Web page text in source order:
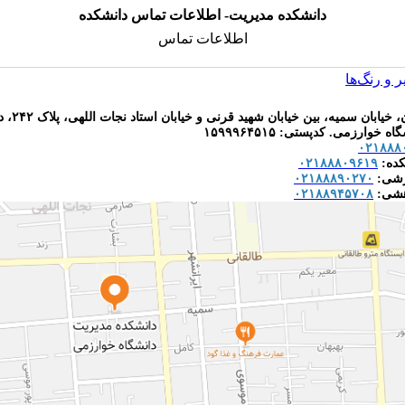
دانشکده مدیریت- اطلاعات تماس دانشکده
اطلاعات تماس
و رنگ‌ها
نشانی: تهران،
کدپستی: ۱۵۹۹۹۶۴۵۱۵
۰۲۱۸۸۸۰۹۶۱۹
۰۲۱۸۸۸۹۰۲۷۰
۰۲۱۸۸۹۴۵۷۰۸